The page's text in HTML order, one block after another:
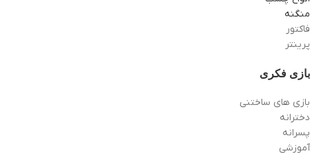
منگنه
فاکتور
پرینتر
بازی فکری
بازی های ساختنی
دخترانه
پسرانه
آموزشی